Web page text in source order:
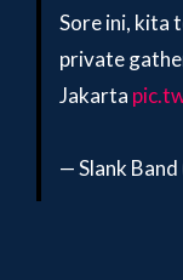
Sore ini, kita
private
Jakarta
— Slank